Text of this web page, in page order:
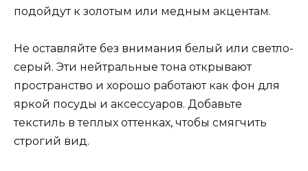
подойдут к золотым или медным акцентам.
Не оставляйте без внимания белый или светло-
серый. Эти нейтральные тона открывают
пространство и хорошо работают как фон для
яркой посуды и аксессуаров. Добавьте
текстиль в теплых оттенках, чтобы смягчить
строгий вид.